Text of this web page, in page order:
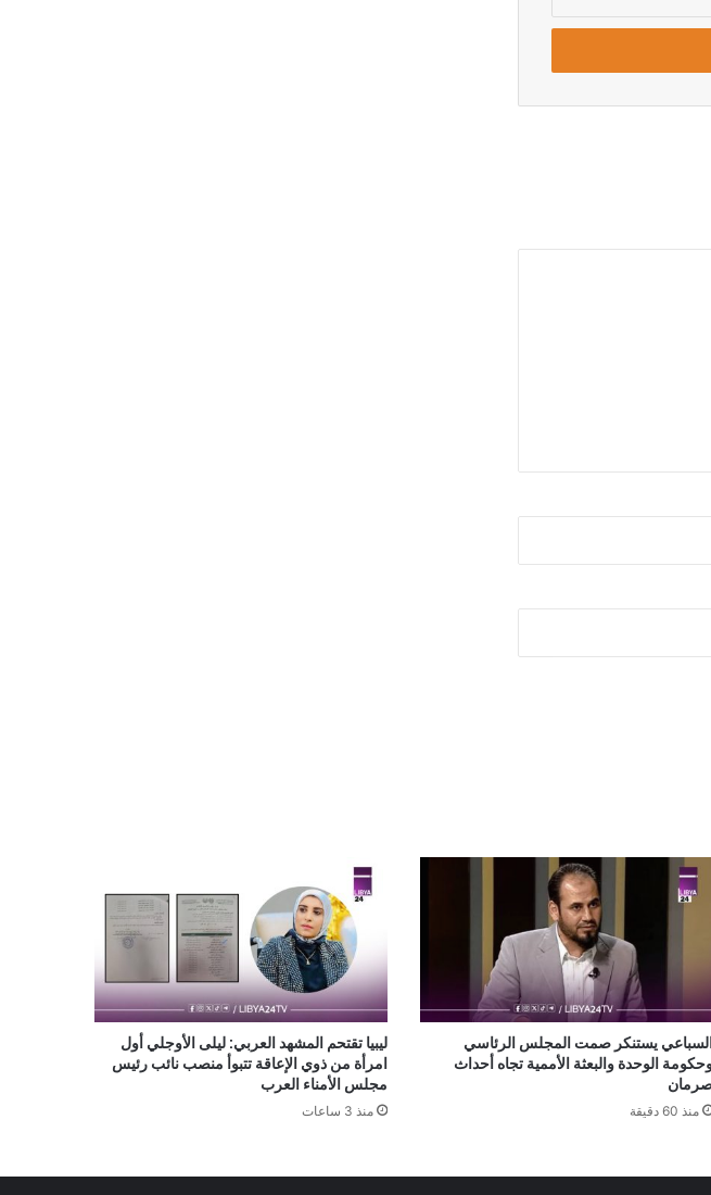
السباعي يستنكر صمت المجلس الرئاسي
الوحدة والبعثة الأممية تجاه أحداث
منذ 60 دقيقة
ليبيا تقتحم المشهد العربي: ليلى الأوجلي أول
امرأة من ذوي الإعاقة تتبوأ منصب نائب رئيس
مجلس الأمناء العرب
منذ 3 ساعات